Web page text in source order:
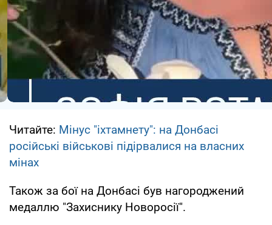
Читайте: Мінус "іхтамнету": на Донбасі
російські військові підірвалися на власних
мінах
Також за бої на Донбасі був нагороджений
медаллю "Захиснику Новоросії".